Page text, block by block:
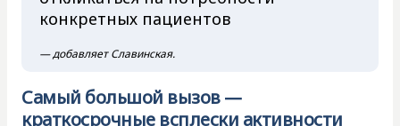
конкретных пациентов
— добавляет Славинская.
Самый большой вызов —
краткосрочные всплески активности